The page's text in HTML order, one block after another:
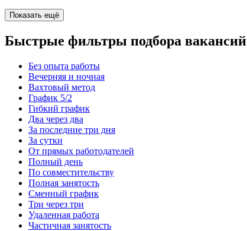
Показать ещё
Быстрые фильтры подбора вакансий
Без опыта работы
Вечерняя и ночная
Вахтовый метод
График 5/2
Гибкий график
Два через два
За последние три дня
За сутки
От прямых работодателей
Полный день
По совместительству
Полная занятость
Сменный график
Три через три
Удаленная работа
Частичная занятость